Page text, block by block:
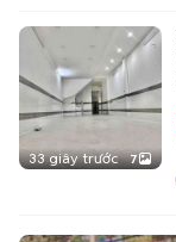
33 giây trước 7